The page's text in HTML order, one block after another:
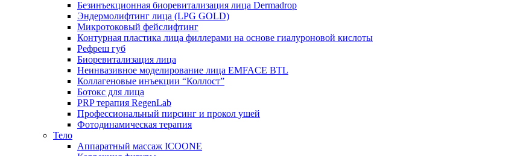
Безинъекционная биоревитализация лица Dermadrop
Эндермолифтинг лица (LPG GOLD)
Микротоковый фейслифтинг
Контурная пластика лица филлерами на основе гиалуроновой кислоты
Рефреш губ
Биоревитализация лица
Неинвазивное моделирование лица EMFACE BTL
Коллагеновые инъекции “Коллост”
Ботокс для лица
PRP терапия RegenLab
Профессиональный пирсинг и прокол ушей
Фотодинамическая терапия
Тело
Аппаратный массаж ICOONE